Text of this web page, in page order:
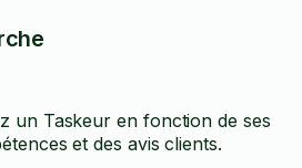
un Taskeur en fonction de ses
et des avis clients.